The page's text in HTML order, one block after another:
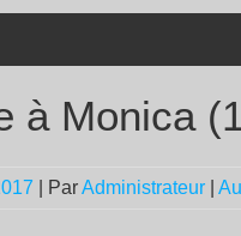
à Monica
| ParAdministrateur